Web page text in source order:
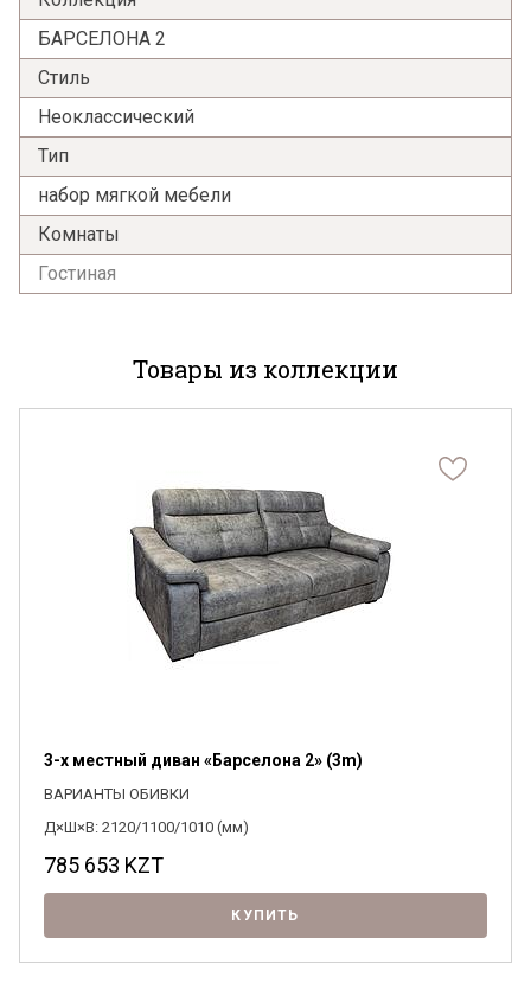
Я ознакомлен сПолитикойв отношении
обработки персональных данных и
БАРСЕЛОНА 2
Стиль
Неоклассический
Тип
набор мягкой мебели
Комнаты
Гостиная
Товары из коллекции
3-х местный диван «Барселона 2» (3m)
ВАРИАНТЫ ОБИВКИ
Д×Ш×В: 2120/1100/1010 (мм)
785 653 KZT
КУПИТЬ